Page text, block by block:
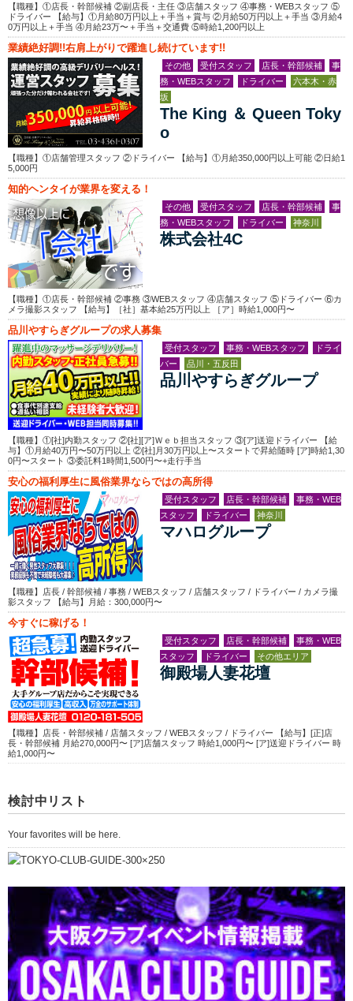
【職種】①店長・幹部候補 ②副店長・主任 ③店舗スタッフ ④事務・WEBスタッフ ⑤
ドライバー 【給与】①月給80万円以上＋手当＋賞与 ②月給50万円以上＋手当 ③月給4
0万円以上＋手当 ④月給23万〜＋手当＋交通費 ⑤時給1,200円以上
業績絶好調!!右肩上がりで躍進し続けています!!
その他 受付スタッフ 店長・幹部候補
事
務・WEBスタッフ
ドライバー
六本木・赤
坂
The King ＆ Queen Toky
o
【職種】①店舗管理スタッフ ②ドライバー 【給与】①月給350,000円以上可能 ②日給1
5,000円
知的ヘンタイが業界を変える！
その他 受付スタッフ 店長・幹部候補
事
務・WEBスタッフ
ドライバー 神奈川
株式会社4C
【職種】①店長・幹部候補 ②事務 ③WEBスタッフ ④店舗スタッフ ⑤ドライバー ⑥カ
メラ撮影スタッフ 【給与】［社］基本給25万円以上 ［ア］時給1,000円〜
品川やすらぎグループの求人募集
受付スタッフ 事務・WEBスタッフ
ドライ
バー
品川・五反田
品川やすらぎグループ
【職種】①[社]内勤スタッフ ②[社][ア]Ｗｅｂ担当スタッフ ③[ア]送迎ドライバー 【給
与】①月給40万円〜50万円以上 ②[社]月30万円以上〜スタートで昇給随時 [ア]時給1,30
0円〜スタート ③委託料1時間1,500円〜+走行手当
安心の福利厚生に風俗業界ならではの高所得
受付スタッフ 店長・幹部候補
事務・WEB
スタッフ
ドライバー 神奈川
マハログループ
【職種】店長 / 幹部候補 / 事務 / WEBスタッフ / 店舗スタッフ / ドライバー / カメラ撮
影スタッフ 【給与】月給：300,000円〜
今すぐに稼げる！
受付スタッフ 店長・幹部候補
事務・WEB
スタッフ
ドライバー その他エリア
御殿場人妻花壇
【職種】店長・幹部候補 / 店舗スタッフ / WEBスタッフ / ドライバー 【給与】[正]店
長・幹部候補 月給270,000円〜 [ア]店舗スタッフ 時給1,000円〜 [ア]送迎ドライバー 時
給1,000円〜
検討中リスト
Your favorites will be here.